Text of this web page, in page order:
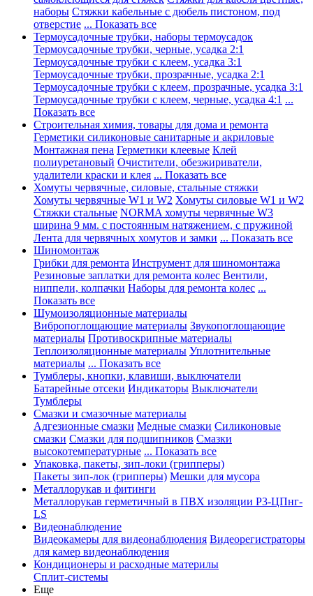
наборы Стяжки кабельные с дюбель пистоном, под
отверстие ... Показать все
Термоусадочные трубки, наборы термоусадок
Термоусадочные трубки, черные, усадка 2:1
Термоусадочные трубки с клеем, усадка 3:1
Термоусадочные трубки, прозрачные, усадка 2:1
Термоусадочные трубки с клеем, прозрачные, усадка 3:1
Термоусадочные трубки с клеем, черные, усадка 4:1 ...
Показать все
Строительная химия, товары для дома и ремонта
Герметики силиконовые санитарные и акриловые
Монтажная пена Герметики клеевые Клей
полиуретановый Очистители, обезжириватели,
удалители краски и клея ... Показать все
Хомуты червячные, силовые, стальные стяжки
Хомуты червячные W1 и W2 Хомуты силовые W1 и W2
Стяжки стальные NORMA хомуты червячные W3
ширина 9 мм. с постоянным натяжением, с пружиной
Лента для червячных хомутов и замки ... Показать все
Шиномонтаж
Грибки для ремонта Инструмент для шиномонтажа
Резиновые заплатки для ремонта колес Вентили,
ниппели, колпачки Наборы для ремонта колес ...
Показать все
Шумоизоляционные материалы
Вибропоглощающие материалы Звукопоглощающие
материалы Противоскрипные материалы
Теплоизоляционные материалы Уплотнительные
материалы ... Показать все
Тумблеры, кнопки, клавиши, выключатели
Батарейные отсеки Индикаторы Выключатели
Тумблеры
Смазки и смазочные материалы
Адгезионные смазки Медные смазки Силиконовые
смазки Смазки для подшипников Смазки
высокотемпературные ... Показать все
Упаковка, пакеты, зип-локи (грипперы)
Пакеты зип-лок (грипперы) Мешки для мусора
Металлорукав и фитинги
Металлорукав герметичный в ПВХ изоляции Р3-ЦПнг-
LS
Видеонаблюдение
Видеокамеры для видеонаблюдения Видеорегистраторы
для камер видеонаблюдения
Кондиционеры и расходные материлы
Сплит-системы
Еще